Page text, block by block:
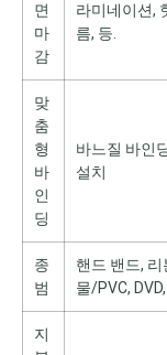
면
마
감
라미네이션,
름, 등.
맞
춤
형
바
인
딩
바느질 바인
설치
종
범
핸드 밴드,
물/PVC, DVD,
지